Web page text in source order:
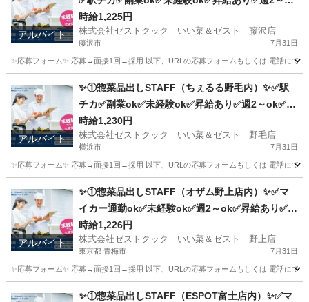
アルバイト
✅扶養内ok
時給1,225円
株式会社ゼストクック いい菜＆ゼスト 藤沢店
藤沢市 7月31日
✨応募フォーム✨ 応募→面接1回→採用 以下、URLの応募フォームもしくは 電話にて
キッチン
アルバイト
✨①惣菜品出しSTAFF（ちぇるる野毛内）✨✅駅
チカ✅副業ok✅未経験ok✅昇給あり✅週2～ok✅扶
養内ok
時給1,230円
株式会社ゼストクック いい菜＆ゼスト 野毛店
横浜市 7月31日
✨応募フォーム✨ 応募→面接1回→採用 以下、URLの応募フォームもしくは 電話にて
キッチン
アルバイト
✨①惣菜品出しSTAFF（オザム野上店内）✨✅マ
イカー通勤ok✅未経験ok✅週2～ok✅昇給あり✅扶
養内ok
時給1,226円
株式会社ゼストクック いい菜＆ゼスト 野上店
東京都 青梅市 7月31日
✨応募フォーム✨ 応募→面接1回→採用 以下、URLの応募フォームもしくは 電話にて
キッチン スタッフ
✨①惣菜品出しSTAFF（ESPOT富士店内）✨✅マ